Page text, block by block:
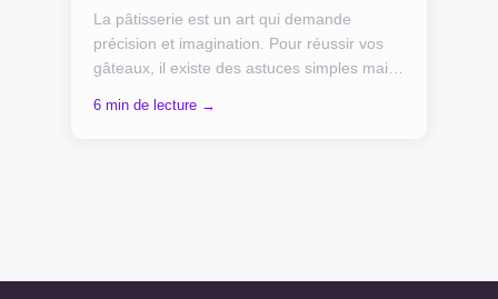
La pâtisserie est un art qui demande
précision et imagination. Pour réussir vos
gâteaux, il existe des astuces simples mais
6 min de lecture →